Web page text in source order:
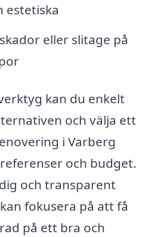
estetiska
eller slitage på
kan du enkelt
och välja ett
i Varberg
och budget.
och transparent
fokusera på att få
på ett bra och